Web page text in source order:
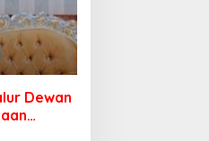
Dewan